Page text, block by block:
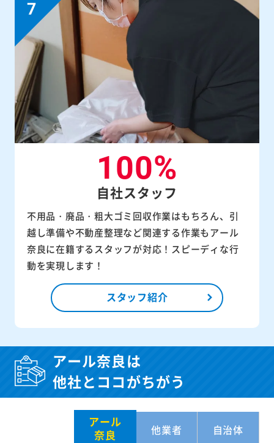
100%
自社スタッフ
不用品・廃品・粗大ゴミ回収作業はもちろん、引
越し準備や不動産整理など関連する作業もアール
奈良に在籍するスタッフが対応！スピーディな行
動を実現します！
スタッフ紹介
アール奈良は
他社とココがちがう
アール
奈良
他業者 自治体